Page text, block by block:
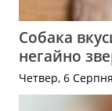
Собака
негайно
Четвер, 6